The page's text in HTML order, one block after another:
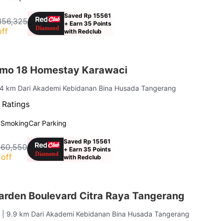
Saved Rp 15561
+ Earn 35 Points
with Redclub
18 Homestay Karawaci
km Dari Akademi Kebidanan Bina Husada Tangerang
Car Parking
off
Saved Rp 15561
+ Earn 35 Points
with Redclub
Boulevard Citra Raya Tangerang
| 9.9 km Dari Akademi Kebidanan Bina Husada Tangerang